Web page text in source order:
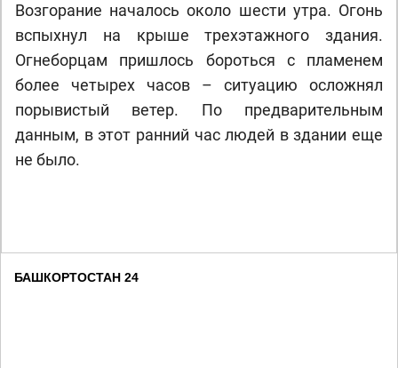
Возгорание началось около шести утра. Огонь
вспыхнул на крыше трехэтажного здания.
Огнеборцам пришлось бороться с пламенем
более четырех часов – ситуацию осложнял
порывистый ветер. По предварительным
данным, в этот ранний час людей в здании еще
не было.
БАШКОРТОСТАН 24